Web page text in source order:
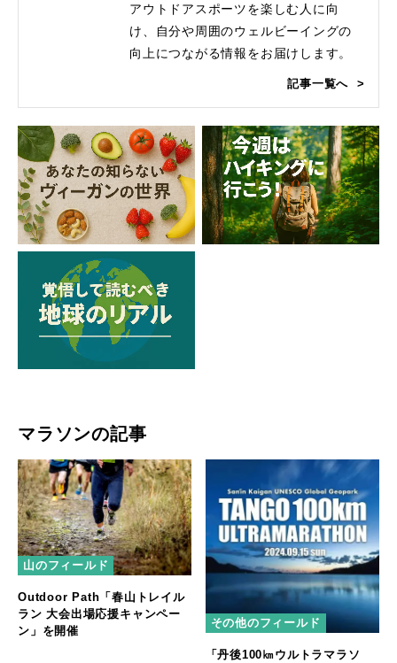
アウトドアスポーツを楽しむ人に向
け、自分や周囲のウェルビーイングの
向上につながる情報をお届けします。
記事一覧へ
マラソンの記事
山のフィールド
Outdoor Path「春山トレイル
ラン 大会出場応援キャンペー
ン」を開催
その他のフィールド
「丹後100㎞ウルトラマラソ